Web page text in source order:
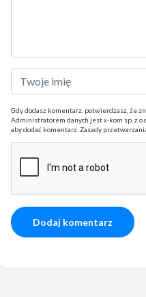
Gdy dodasz komentarz, potwierdzasz, że
Administratorem danych jest x-kom sp. z
aby dodać komentarz. Zasady